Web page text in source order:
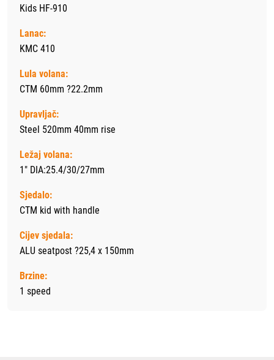
Kids HF-910
Lanac:
KMC 410
Lula volana:
CTM 60mm ?22.2mm
Upravljač:
Steel 520mm 40mm rise
Ležaj volana:
1" DIA:25.4/30/27mm
Sjedalo:
CTM kid with handle
Cijev sjedala:
ALU seatpost ?25,4 x 150mm
Brzine:
1 speed